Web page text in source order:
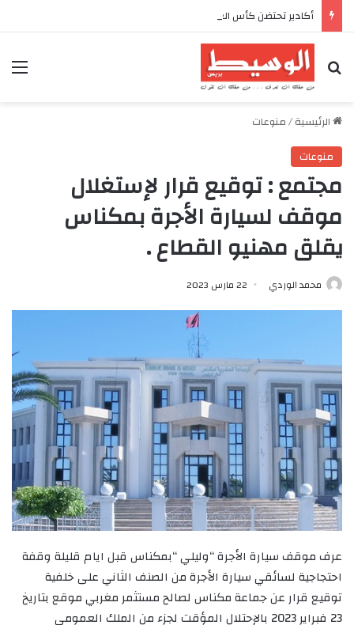
بحث عن
الرئيسية/منوعات
منوعات
مجتمع : توقيع قرار لإستغلال
موقف لسيارة الأجرة بمكناس
يقلق مهنيو القطاع .
محمد الوردي 22 مارس 2023
عرف موقف سيارة الأجرة “وليلي “بمكناس قبل ايام قليلة وقفة
احتجاجية لسائقي سيارة الأجرة من الصنف الثاني على خلفية
توقيع قرار عن جماعة مكناس لصالح مستثمر مغربي موقع بتاريخ
23 فبراير 2023 بالإحتلال المؤقت لجزء من الملك العمومي